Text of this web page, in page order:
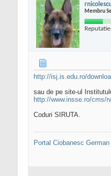
Membru
Reputatie:
http://isj.is.edu.ro/
sau de pe site-ul
http://www.insse.ro/cms/
Coduri SIRUTA.
Portal Ciobanesc German